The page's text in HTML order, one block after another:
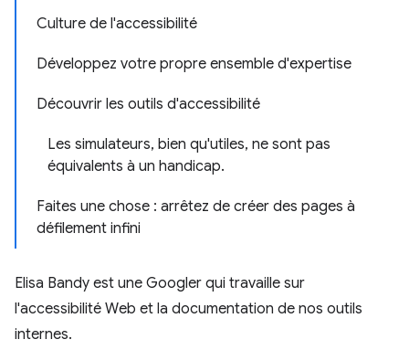
Culture de l'accessibilité
Développez votre propre ensemble d'expertise
Découvrir les outils d'accessibilité
Les simulateurs, bien qu'utiles, ne sont pas
équivalents à un handicap.
Faites une chose : arrêtez de créer des pages à
défilement infini
Elisa Bandy est une Googler qui travaille sur
l'accessibilité Web et la documentation de nos outils
internes.